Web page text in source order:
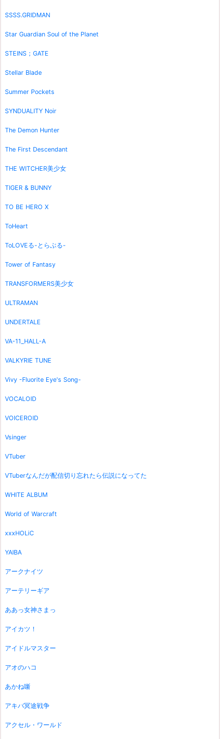
SSSS.GRIDMAN
Star Guardian Soul of the Planet
STEINS；GATE
Stellar Blade
Summer Pockets
SYNDUALITY Noir
The Demon Hunter
The First Descendant
THE WITCHER美少女
TIGER & BUNNY
TO BE HERO X
ToHeart
ToLOVEる-とらぶる-
Tower of Fantasy
TRANSFORMERS美少女
ULTRAMAN
UNDERTALE
VA-11_HALL-A
VALKYRIE TUNE
Vivy -Fluorite Eye's Song-
VOCALOID
VOICEROID
Vsinger
VTuber
VTuberなんだが配信切り忘れたら伝説になってた
WHITE ALBUM
World of Warcraft
xxxHOLiC
YAIBA
アークナイツ
アーテリーギア
ああっ女神さまっ
アイカツ！
アイドルマスター
アオのハコ
あかね噺
アキバ冥途戦争
アクセル・ワールド